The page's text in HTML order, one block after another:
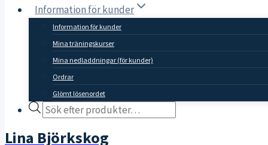
Information för kunder
Information för kunder
Mina träningskurser
Mina nedladdningar (för kunder)
Ordrar
Glömt lösenordet
Products
Lina Björkskog